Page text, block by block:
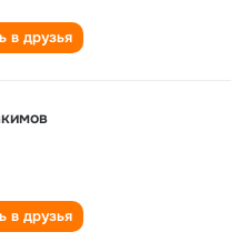
в друзья
в друзья